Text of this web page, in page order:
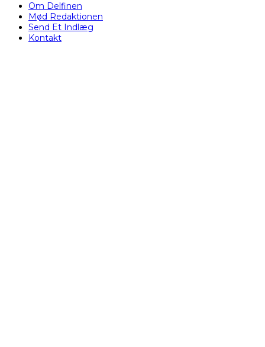
Om Delfinen
Mød Redaktionen
Send Et Indlæg
Kontakt